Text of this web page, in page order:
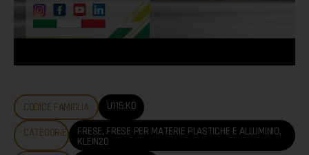
CODICE FAMIGLIA U115.KD
CATEGORIE FRESE, FRESE PER MATERIE PLASTICHE E ALLUMINIO,
KLEIN20